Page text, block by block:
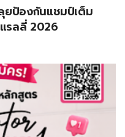
ป้องกันแชมป์เต็ม
รลลี่ 2026